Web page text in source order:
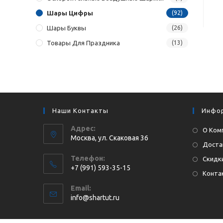
Шары Цифры (92)
Шары Буквы (26)
Товары Для Праздника (13)
Наши Контакты
Адрес:
Москва, ул. Cкаковая 36
Телефон:
+7 (991) 593-35-15
в
вашем
Email:
info@shartut.ru
О